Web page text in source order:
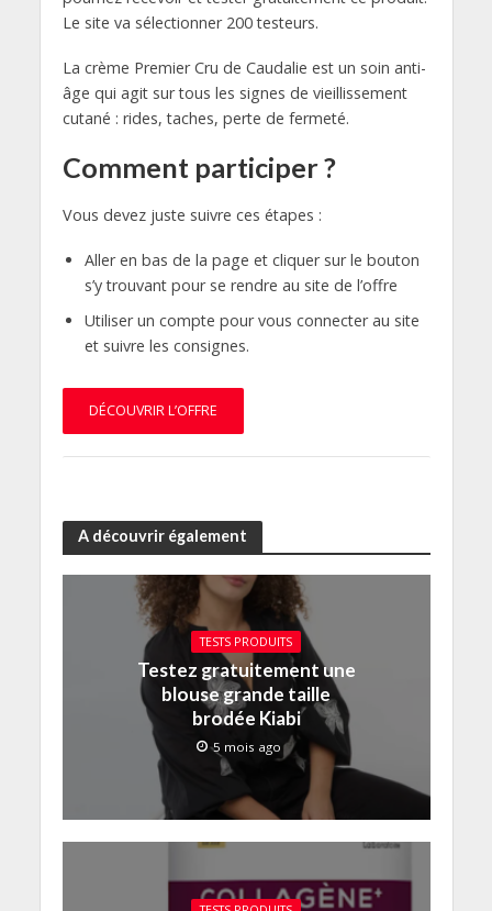
Le site va sélectionner 200 testeurs.
La crème Premier Cru de Caudalie est un soin anti-
âge qui agit sur tous les signes de vieillissement
cutané : rides, taches, perte de fermeté.
Comment participer ?
Vous devez juste suivre ces étapes :
Aller en bas de la page et cliquer sur le bouton
s’y trouvant pour se rendre au site de l’offre
Utiliser un compte pour vous connecter au site
et suivre les consignes.
DÉCOUVRIR L’OFFRE
A découvrir également
TESTS PRODUITS
Testez gratuitement une
blouse grande taille
brodée Kiabi
5 mois ago